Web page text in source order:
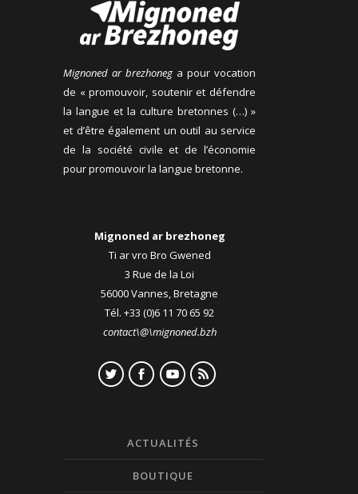
Mignoned ar brezhoneg a pour vocation
de « promouvoir, soutenir et défendre
la langue et la culture bretonnes (…) »
et d’être également un outil au service
de la société civile et de l’économie
pour promouvoir la langue bretonne.
Mignoned ar brezhoneg
Ti ar vro Bro Gwened
3 Rue de la Loi
56000 Vannes, Bretagne
Tél. +33 (0)6 11 70 65 92
contact\@\mignoned.bzh
ACTUALITÉS
BOUTIQUE